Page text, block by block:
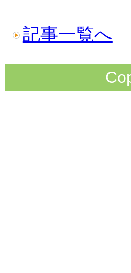
記事一覧へ